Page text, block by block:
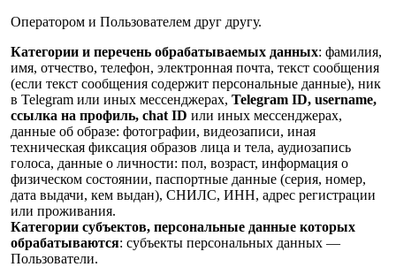
Оператором и Пользователем друг другу.
Категории и перечень обрабатываемых данных: фамилия,
имя, отчество, телефон, электронная почта, текст сообщения
(если текст сообщения содержит персональные данные), ник
в Telegram или иных мессенджерах, Telegram ID, username,
ссылка на профиль, chat ID или иных мессенджерах,
данные об образе: фотографии, видеозаписи, иная
техническая фиксация образов лица и тела, аудиозапись
голоса, данные о личности: пол, возраст, информация о
физическом состоянии, паспортные данные (серия, номер,
дата выдачи, кем выдан), СНИЛС, ИНН, адрес регистрации
или проживания.
Категории субъектов, персональные данные которых
обрабатываются: субъекты персональных данных —
Пользователи.